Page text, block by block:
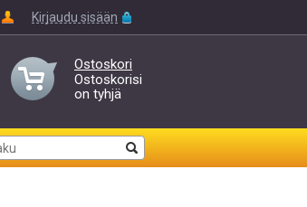
Kirjaudu sisään
Ostoskori
Ostoskorisi
on tyhjä